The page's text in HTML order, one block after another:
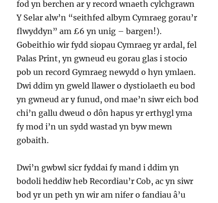
fod yn berchen ar y record wnaeth cylchgrawn
Y Selar alw’n “seithfed albym Cymraeg gorau’r
flwyddyn” am £6 yn unig – bargen!).
Gobeithio wir fydd siopau Cymraeg yr ardal, fel
Palas Print, yn gwneud eu gorau glas i stocio
pob un record Gymraeg newydd o hyn ymlaen.
Dwi ddim yn gweld llawer o dystiolaeth eu bod
yn gwneud ar y funud, ond mae’n siwr eich bod
chi’n gallu dweud o dôn hapus yr erthygl yma
fy mod i’n un sydd wastad yn byw mewn
gobaith.
Dwi’n gwbwl sicr fyddai fy mand i ddim yn
bodoli heddiw heb Recordiau’r Cob, ac yn siwr
bod yr un peth yn wir am nifer o fandiau â’u